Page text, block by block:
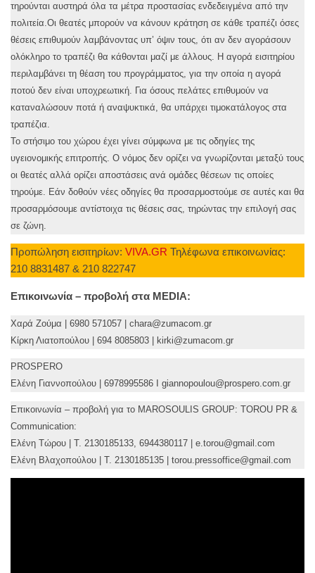
τηρούνται αυστηρά όλα τα μέτρα προστασίας ενδεδειγμένα από την
πολιτεία.Οι θεατές μπορούν να κάνουν κράτηση σε κάθε τραπέζι όσες
θέσεις επιθυμούν λαμβάνοντας υπ’ όψιν τους, ότι αν δεν αγοράσουν
ολόκληρο το τραπέζι θα κάθονται μαζί με άλλους. Η αγορά εισιτηρίου
περιλαμβάνει τη θέαση του προγράμματος, για την οποία η αγορά
ποτού δεν είναι υποχρεωτική. Για όσους πελάτες επιθυμούν να
καταναλώσουν ποτά ή αναψυκτικά, θα υπάρχει τιμοκατάλογος στα
τραπέζια.
Το στήσιμο του χώρου έχει γίνει σύμφωνα με τις οδηγίες της
υγειονομικής επιτροπής. Ο νόμος δεν ορίζει να γνωρίζονται μεταξύ τους
οι θεατές αλλά ορίζει αποστάσεις ανά ομάδες θέσεων τις οποίες
τηρούμε. Εάν δοθούν νέες οδηγίες θα προσαρμοστούμε σε αυτές και θα
προσαρμόσουμε αντίστοιχα τις θέσεις σας, τηρώντας την επιλογή σας
σε ζώνη.
Προπώληση εισιτηρίων: VIVA.GR Τηλέφωνα επικοινωνίας:
210 8831487 & 210 822747
Επικοινωνία – προβολή στα MEDIA:
Χαρά Ζούμα | 6980 571057 | chara@zumacom.gr
Κίρκη Λιατοπούλου | 694 8085803 | kirki@zumacom.gr
PROSPERO
Ελένη Γιαννοπούλου | 6978995586 Ι giannopoulou@prospero.com.gr
Επικοινωνία – προβολή για το MAROSOULIS GROUP: TOROU PR &
Communication:
Ελένη Τώρου | Τ. 2130185133, 6944380117 | e.torou@gmail.com
Ελένη Βλαχοπούλου | Τ. 2130185135 | torou.pressoffice@gmail.com